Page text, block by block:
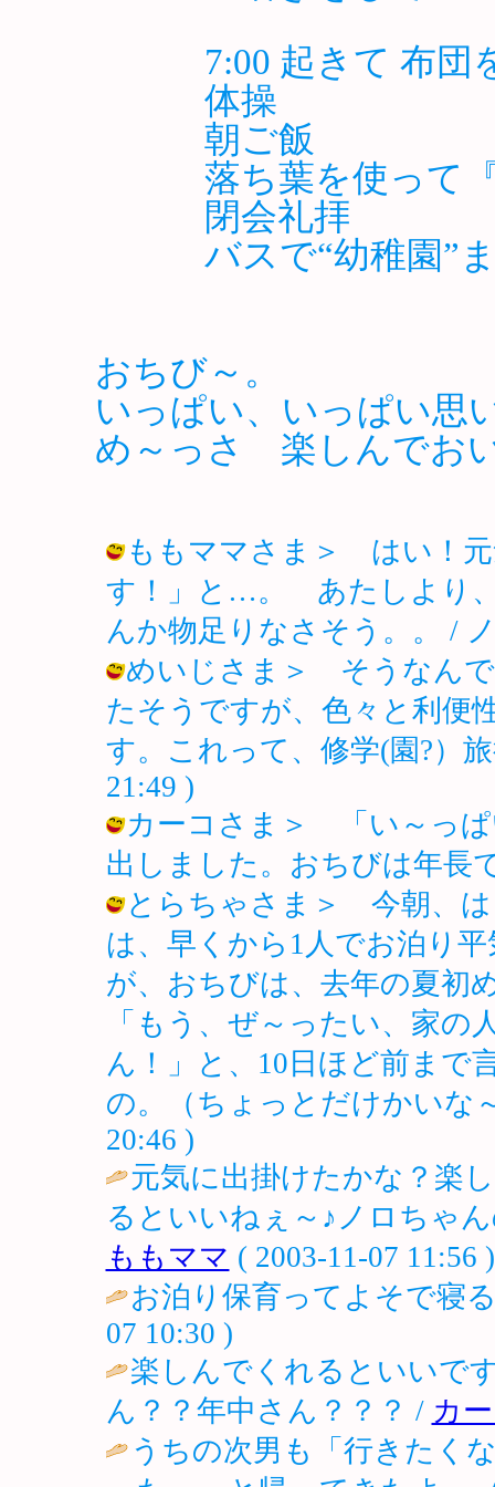
7:00 起きて 布団を
体操
朝ご飯
落ち葉を使って『
閉会礼拝
バスで“幼稚園”ま
おちび～。
いっぱい、いっぱい思
め～っさ 楽しん
ももママさま＞ はい！元
す！」と…。 あたしより
んか物足りなさそう。。 /
めいじさま＞ そうなんで
たそうですが、色々と利便
す。これって、修学(園?）
21:49 )
カーコさま＞ 「い～っぱ
出しました。おちびは年長
とらちゃさま＞ 今朝、は
は、早くから1人でお泊り
が、おちびは、去年の夏初
「もう、ぜ～ったい、家
ん！」と、10日ほど前まで
の。（ちょっとだけかいな
20:46 )
元気に出掛けたかな？楽
るといいねぇ～♪ノロちゃ
ももママ ( 2003-11-07 11:56 )
お泊り保育ってよそで寝
07 10:30 )
楽しんでくれるといいで
ん？？年中さん？？？ / カ
うちの次男も「行きたく